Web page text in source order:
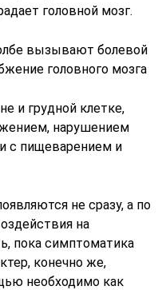
головной мозг.
вызывают болевой
головного мозга
и грудной клетке,
нарушением
с пищеварением и
не сразу, а по
на
пока симптоматика
конечно же,
необходимо как